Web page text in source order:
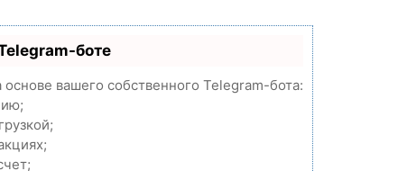
боте
вашего собственного Telegram-бота: